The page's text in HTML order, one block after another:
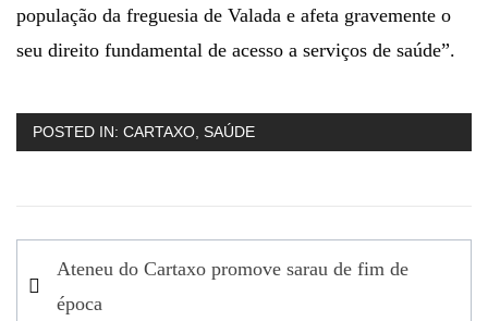
população da freguesia de Valada e afeta gravemente o
seu direito fundamental de acesso a serviços de saúde”.
POSTED IN: CARTAXO, SAÚDE
Navegação
de
Ateneu do Cartaxo promove sarau de fim de
época